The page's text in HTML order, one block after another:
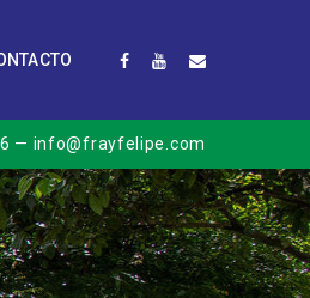
— info@frayfelipe.com